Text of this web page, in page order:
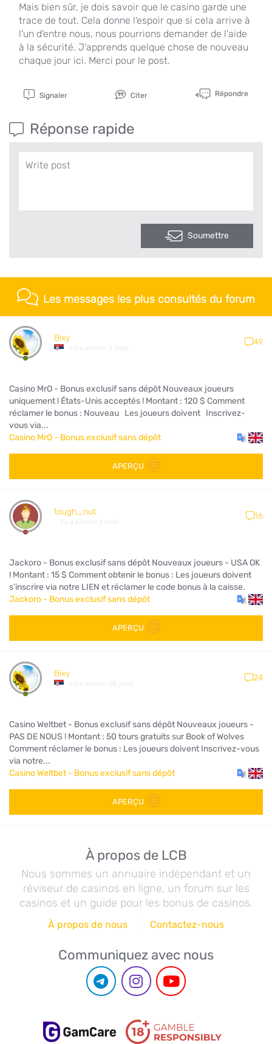
Mais bien sûr, je dois savoir que le casino garde une
trace de tout. Cela donne l'espoir que si cela arrive à
l'un d'entre nous, nous pourrions demander de l'aide
à la sécurité. J'apprends quelque chose de nouveau
chaque jour ici. Merci pour le post.
Signaler Citer Répondre
Réponse rapide
Soumettre
Les messages les plus consultés du forum
Bixy
il y a environ 2 mois
49
Casino MrO - Bonus exclusif sans dépôt Nouveaux joueurs
uniquement ! États-Unis acceptés ! Montant : 120 $ Comment
réclamer le bonus : Nouveau Les joueurs doivent Inscrivez-
vous via...
Casino MrO - Bonus exclusif sans dépôt
APERÇU
tough_nut
il y a environ 2 mois
16
Jackoro - Bonus exclusif sans dépôt Nouveaux joueurs - USA OK
! Montant : 15 $ Comment obtenir le bonus : Les joueurs doivent
s’inscrire via notre LIEN et réclamer le code bonus à la caisse.
Jackoro - Bonus exclusif sans dépôt
APERÇU
Bixy
il y a environ 28 jours
24
Casino Weltbet - Bonus exclusif sans dépôt Nouveaux joueurs -
PAS DE NOUS ! Montant : 50 tours gratuits sur Book of Wolves
Comment réclamer le bonus : Les joueurs doivent Inscrivez-vous
via notre...
Casino Weltbet - Bonus exclusif sans dépôt
APERÇU
À propos de LCB
Nous sommes un annuaire indépendant et un
réviseur de casinos en ligne, un forum sur les
casinos et un guide pour les bonus de casinos.
À propos de nous Contactez-nous
Communiquez avec nous